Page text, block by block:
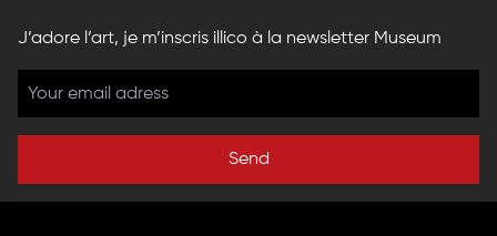
J’adore l’art, je m’inscris illico à la newsletter Museum
Send